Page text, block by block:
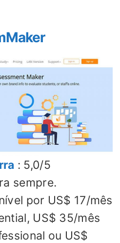
: 5,0/5
sempre.
por US$ 17/mês
US$ 35/mês
ou US$